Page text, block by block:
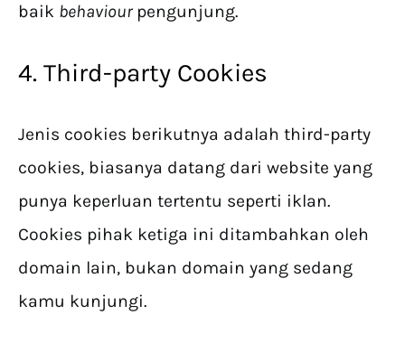
baik behaviour pengunjung.
4. Third-party Cookies
Jenis cookies berikutnya adalah third-party
cookies, biasanya datang dari website yang
punya keperluan tertentu seperti iklan.
Cookies pihak ketiga ini ditambahkan oleh
domain lain, bukan domain yang sedang
kamu kunjungi.